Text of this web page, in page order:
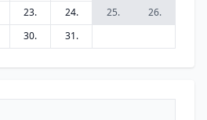
23. 24. 25.
26.
30. 31.